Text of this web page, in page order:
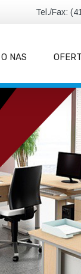
Tel./Fax:
O NAS